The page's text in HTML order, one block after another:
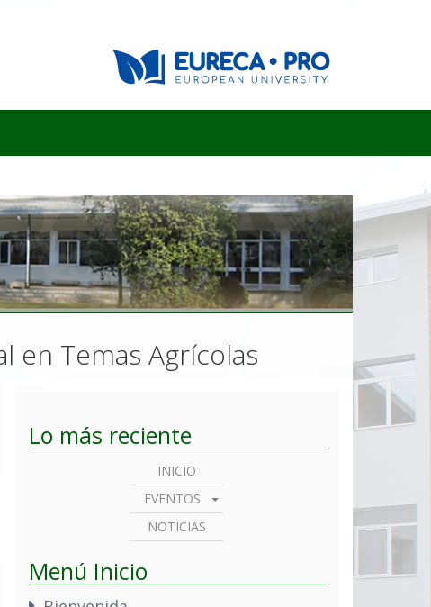
en Temas Agrícolas
Lo más reciente
INICIO
EVENTOS
NOTICIAS
Menú Inicio